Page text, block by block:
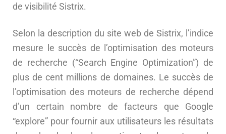
de visibilité Sistrix.
Selon la description du site web de Sistrix, l’indice
mesure le succès de l’optimisation des moteurs
de recherche (“Search Engine Optimization”) de
plus de cent millions de domaines. Le succès de
l’optimisation des moteurs de recherche dépend
d’un certain nombre de facteurs que Google
“explore” pour fournir aux utilisateurs les résultats